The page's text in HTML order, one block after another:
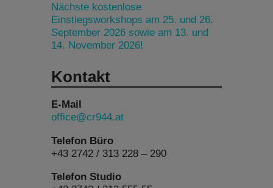
Nächste kostenlose
Einstiegsworkshops am 25. und 26.
September 2026 sowie am 13. und
14. November 2026!
Kontakt
E-Mail
office@cr944.at
Telefon Büro
+43 2742 / 313 228 – 290
Telefon Studio